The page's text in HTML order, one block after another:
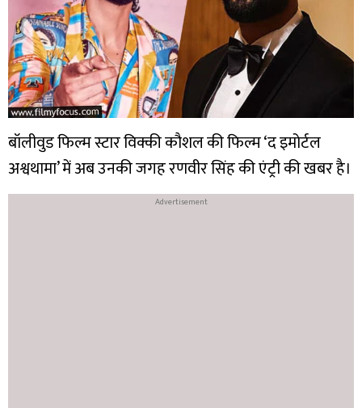
बॉलीवुड फिल्म स्टार विक्की कौशल की फिल्म ‘द इमोर्टल
अश्वथामा’ में अब उनकी जगह रणवीर सिंह की एंट्री की खबर है।